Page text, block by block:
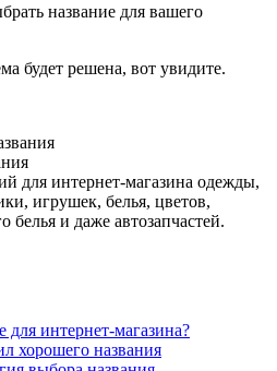
название для вашего
будет решена, вот увидите.
для интернет-магазина одежды,
игрушек, белья, цветов,
белья и даже автозапчастей.
для интернет-магазина?
хорошего названия